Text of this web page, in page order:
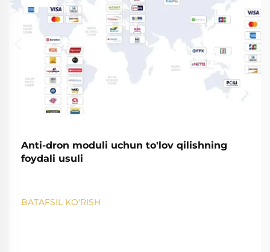
Anti-dron moduli uchun to'lov qilishning
foydali usuli
BATAFSIL KO'RISH